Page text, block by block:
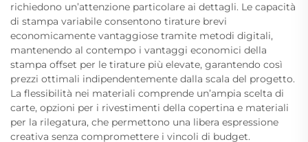
richiedono un’attenzione particolare ai dettagli. Le capacità
di stampa variabile consentono tirature brevi
economicamente vantaggiose tramite metodi digitali,
mantenendo al contempo i vantaggi economici della
stampa offset per le tirature più elevate, garantendo così
prezzi ottimali indipendentemente dalla scala del progetto.
La flessibilità nei materiali comprende un’ampia scelta di
carte, opzioni per i rivestimenti della copertina e materiali
per la rilegatura, che permettono una libera espressione
creativa senza compromettere i vincoli di budget.